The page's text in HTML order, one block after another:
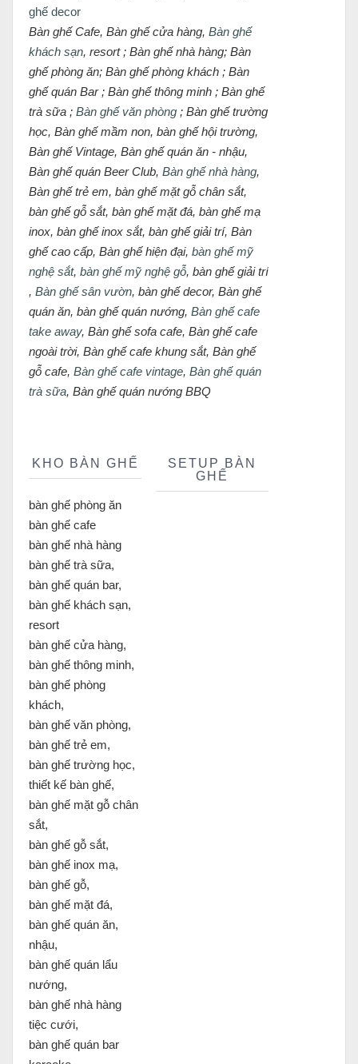
ghế decor
Bàn ghế Cafe, Bàn ghế cửa hàng, Bàn ghế
khách sạn, resort ; Bàn ghế nhà hàng; Bàn
ghế phòng ăn; Bàn ghế phòng khách ; Bàn
ghế quán Bar ; Bàn ghế thông minh ; Bàn ghế
trà sữa ; Bàn ghế văn phòng ; Bàn ghế trường
học, Bàn ghế mầm non, bàn ghế hội trường,
Bàn ghế Vintage, Bàn ghế quán ăn - nhậu,
Bàn ghế quán Beer Club, Bàn ghế nhà hàng,
Bàn ghế trẻ em, bàn ghế mặt gỗ chân sắt,
bàn ghế gỗ sắt, bàn ghế mặt đá, bàn ghế mạ
inox, bàn ghế inox sắt, bàn ghế giải trí, Bàn
ghế cao cấp, Bàn ghế hiện đại, bàn ghế mỹ
nghệ sắt, bàn ghế mỹ nghệ gỗ, bàn ghế giải trí
, Bàn ghế sân vườn, bàn ghế decor, Bàn ghế
quán ăn, bàn ghế quán nướng, Bàn ghế cafe
take away, Bàn ghế sofa cafe, Bàn ghế cafe
ngoài trời, Bàn ghế cafe khung sắt, Bàn ghế
gỗ cafe, Bàn ghế cafe vintage, Bàn ghế quán
trà sữa, Bàn ghế quán nướng BBQ
KHO BÀN GHẾ
bàn ghế phòng ăn
bàn ghế cafe
bàn ghế nhà hàng
bàn ghế trà sữa,
bàn ghế quán bar,
bàn ghế khách sạn,
resort
bàn ghế cửa hàng,
bàn ghế thông minh,
bàn ghế phòng
khách,
bàn ghế văn phòng,
bàn ghế trẻ em,
bàn ghế trường học,
thiết kế bàn ghế,
bàn ghế mặt gỗ chân
sắt,
bàn ghế gỗ sắt,
bàn ghế inox mạ,
bàn ghế gỗ,
bàn ghế mặt đá,
bàn ghế quán ăn,
nhậu,
bàn ghế quán lẩu
nướng,
bàn ghế nhà hàng
tiệc cưới,
bàn ghế quán bar
SETUP BÀN
GHẾ